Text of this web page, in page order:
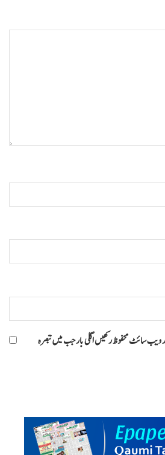
ویب سائٹ محفوظ رکھیں اگلی بار جب میں تبصرہ